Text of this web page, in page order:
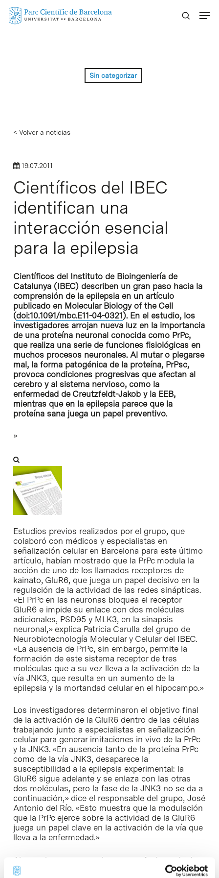
Skip
Sin categorizar
< Volver a noticias
19.07.2011
Científicos del IBEC
identifican una
interacción esencial
para la epilepsia
Científicos del Instituto de Bioingeniería de
Catalunya (IBEC) describen un gran paso hacia la
comprensión de la epilepsia en un artículo
publicado en Molecular Biology of the Cell
(doi:10.1091/mbc.E11-04-0321). En el estudio, los
investigadores arrojan nueva luz en la importancia
de una proteína neuronal conocida como PrPc,
que realiza una serie de funciones fisiológicas en
muchos procesos neuronales. Al mutar o plegarse
mal, la forma patogénica de la proteína, PrPsc,
provoca condiciones progresivas que afectan al
cerebro y al sistema nervioso, como la
enfermedad de Creutzfeldt-Jakob y la EEB,
mientras que en la epilepsia parece que la
proteína sana juega un papel preventivo.
»
Estudios previos realizados por el grupo, que
colaboró con médicos y especialistas en
señalización celular en Barcelona para este último
artículo, habían mostrado que la PrPc modula la
acción de uno de los llamados receptores de
kainato, GluR6, que juega un papel decisivo en la
regulación de la actividad de las redes sinápticas.
«El PrPc en las neuronas bloquea el receptor
GluR6 e impide su enlace con dos moléculas
adicionales, PSD95 y MLK3, en la sinapsis
neuronal,» explica Patricia Carulla del grupo de
Neurobiotecnología Molecular y Celular del IBEC.
«La ausencia de PrPc, sin embargo, permite la
formación de este sistema receptor de tres
moléculas que a su vez lleva a la activación de la
vía JNK3, que resulta en un aumento de la
epilepsia y la mortandad celular en el hipocampo.»
Los investigadores determinaron el objetivo final
de la activación de la GluR6 dentro de las células
trabajando junto a especialistas en señalización
celular para generar imitaciones in vivo de la PrPc
y la JNK3. «En ausencia tanto de la proteína PrPc
como de la vía JNK3, desaparece la
susceptibilidad a la epilepsia experimental: la
GluR6 sigue adelante y se enlaza con las otras
dos moléculas, pero la fase de la JNK3 no se da a
continuación,» dice el responsable del grupo, José
Antonio del Río. «Esto muestra que la modulación
que la PrPc ejerce sobre la actividad de la GluR6
juega un papel clave en la activación de la vía que
lleva a la enfermedad.»
Ahora, el grupo especula que un efecto protector
de la PrPc parecido pueda darse en otros daños